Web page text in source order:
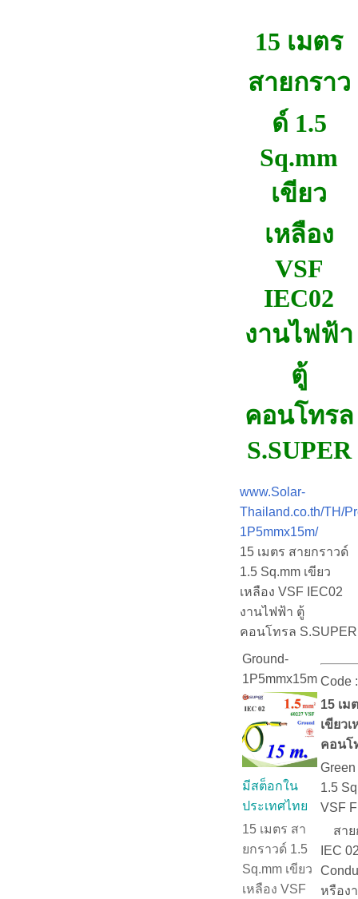
15 เมตร
สายกราว
ด์ 1.5
Sq.mm
เขียว
เหลือง
VSF
IEC02
งานไฟฟ้า
ตู้
คอนโทรล
S.SUPER
www.Solar-
Thailand.co.th/TH/
1P5mmx15m/
15 เมตร สายกราวด์
1.5 Sq.mm เขียว
เหลือง VSF IEC02
งานไฟฟ้า ตู้
คอนโทรล S.SUPER
Ground-
1P5mmx15m
มีสต็อกใน
ประเทศไทย
15 เมตร สา
ยกราวด์ 1.5
Sq.mm เขียว
เหลือง VSF
Code
15 เม
เขียว
คอนโ
1.5
VSF
สาย
IEC
หรือง